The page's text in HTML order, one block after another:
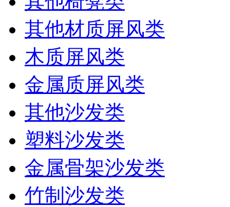
其他材质屏风类
木质屏风类
金属质屏风类
其他沙发类
塑料沙发类
金属骨架沙发类
竹制沙发类